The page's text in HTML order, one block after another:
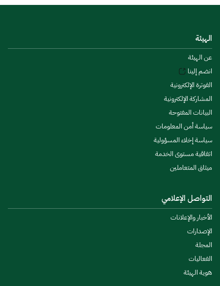
الهيئة
عن الهيئة
انضم إلينا
الفوترة الإلكترونية
المشاركة الإلكترونية
البيانات المفتوحة
سياسة أمن المعلومات
سياسة إخلاء المسؤولية
اتفاقية مستوى الخدمة
ميثاق المتعاملين
التواصل الإعلامي
الأخبار والإعلانات
الإصدارات
المجلة
الفعاليات
هوية الهيئة